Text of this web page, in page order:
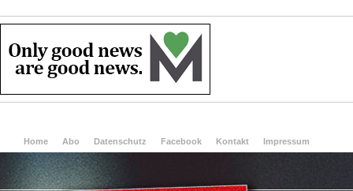
Home Abo Datenschutz Facebook Kontakt Impressum